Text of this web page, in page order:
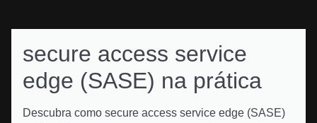
secure access service
edge (SASE) na prática
Descubra como secure access service edge (SASE)